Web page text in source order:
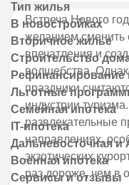
Тип жилья
В новостройках
Вторичное жилье
Строительство
Рефинансирование
Льготные
Семейная ипотека
IT-ипотека
Дальневосточная и
Военная ипотека
Сервисы и отзывы
Встреча Нового
желанием сменить
впечатления и
волшебства.
праздники
индустрии
развлекательные
направлениях,
экзотических
раз дороже, чем в